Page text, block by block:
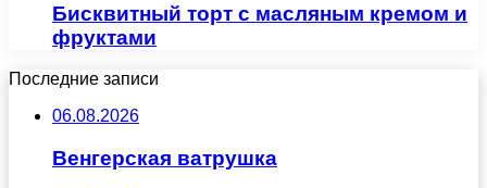
Бисквитный торт с масляным кремом и
фруктами
Последние записи
06.08.2026
Венгерская ватрушка